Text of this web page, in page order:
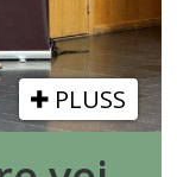
PLUSS